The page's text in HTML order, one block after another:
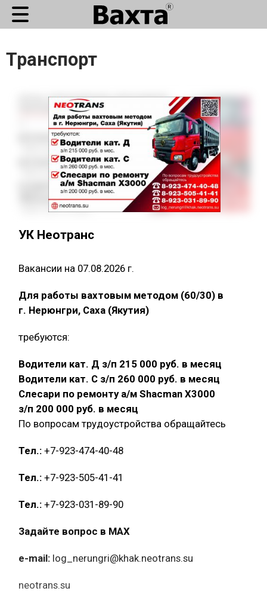
Транспорт
УК Неотранс
Вакансии на 07.08.2026 г.
Для работы вахтовым методом (60/30) в
г. Нерюнгри, Саха (Якутия)
требуются:
Водители кат. Д з/п 215 000 руб. в месяц
Водители кат. С з/п 260 000 руб. в месяц
Слесари по ремонту а/м Shacman X3000
з/п 200 000 руб. в месяц
По вопросам трудоустройства обращайтесь
Тел.: +7-923-474-40-48
Тел.: +7-923-505-41-41
Тел.: +7-923-031-89-90
Задайте вопрос в MAX
e-mail: log_nerungri@khak.neotrans.su
neotrans.su